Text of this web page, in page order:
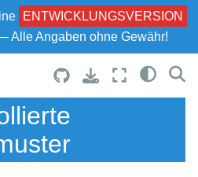
ENTWICKLUNGSVERSION
Alle Angaben ohne Gewähr!